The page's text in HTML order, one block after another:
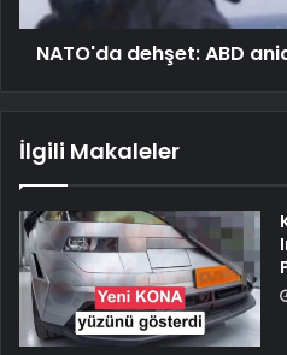
NATO'da dehşet: ABD
İlgili Makaleler